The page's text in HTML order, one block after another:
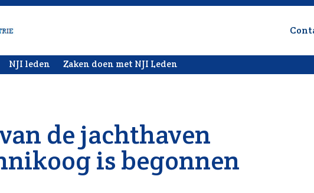
NJI leden Zaken doen met NJI Leden
de jachthaven
is begonnen